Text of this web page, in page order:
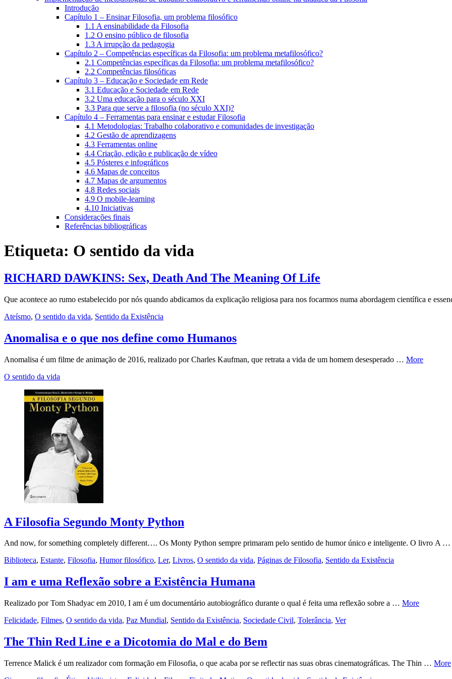
Introdução
Capítulo 1 – Ensinar Filosofia, um problema filosófico
1.1 A ensinabilidade da Filosofia
1.2 O ensino público de filosofia
1.3 A irrupção da pedagogia
Capítulo 2 – Competências específicas da Filosofia: um problema metafilosófico?
2.1 Competências específicas da Filosofia: um problema metafilosófico?
2.2 Competências filosóficas
Capítulo 3 – Educação e Sociedade em Rede
3.1 Educação e Sociedade em Rede
3.2 Uma educação para o século XXI
3.3 Para que serve a filosofia (no século XXI)?
Capítulo 4 – Ferramentas para ensinar e estudar Filosofia
4.1 Metodologias: Trabalho colaborativo e comunidades de investigação
4.2 Gestão de aprendizagens
4.3 Ferramentas online
4.4 Criação, edição e publicação de vídeo
4.5 Pósteres e infográficos
4.6 Mapas de conceitos
4.7 Mapas de argumentos
4.8 Redes sociais
4.9 O mobile-learning
4.10 Iniciativas
Considerações finais
Referências bibliográficas
Etiqueta: O sentido da vida
RICHARD DAWKINS: Sex, Death And The Meaning Of Life
Que acontece ao rumo estabelecido por nós quando abdicamos da explicação religiosa para nos focarmos numa abordagem científica e
Ateísmo, O sentido da vida, Sentido da Existência
Anomalisa e o que nos define como Humanos
Anomalisa é um filme de animação de 2016, realizado por Charles Kaufman, que retrata a vida de um homem desesperado … More
O sentido da vida
A Filosofia Segundo Monty Python
And now, for something completely different…. Os Monty Python sempre primaram pelo sentido de humor único e inteligente. O livro A …
Biblioteca, Estante, Filosofia, Humor filosófico, Ler, Livros, O sentido da vida, Páginas de Filosofia, Sentido da Existência
I am e uma Reflexão sobre a Existência Humana
Realizado por Tom Shadyac em 2010, I am é um documentário autobiográfico durante o qual é feita uma reflexão sobre a … More
Felicidade, Filmes, O sentido da vida, Paz Mundial, Sentido da Existência, Sociedade Civil, Tolerância, Ver
The Thin Red Line e a Dicotomia do Mal e do Bem
Terrence Malick é um realizador com formação em Filosofia, o que acaba por se reflectir nas suas obras cinematográficas. The Thin … More